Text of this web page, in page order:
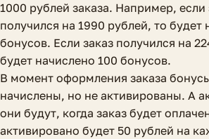
1000 рублей заказа. Например, если
получился на 1990 рублей, то будет
бонусов. Если заказ получился на
будет начислено 100 бонусов.
В момент оформления заказа
начислены, но не активированы. А
они будут, когда заказ будет
активировано будет 50 рублей на